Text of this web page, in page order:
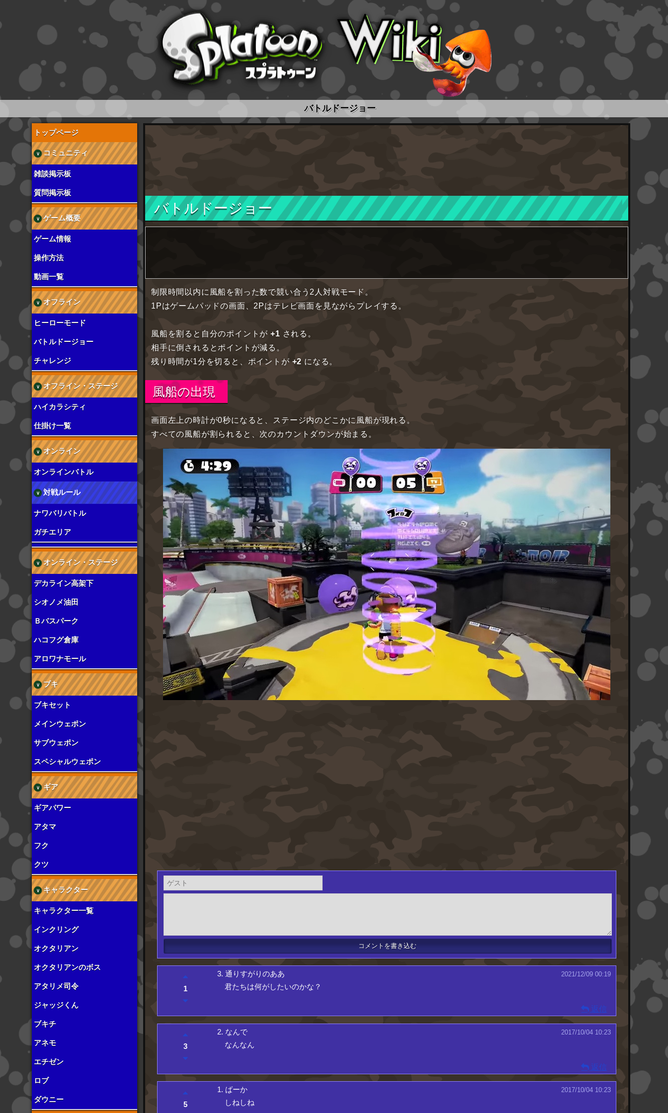
スプラトゥーン wiki
バトルドージョー
バトルドージョー
制限時間以内に風船を割った数で競い合う2人対戦モード。
1Pはゲームパッドの画面、2Pはテレビ画面を見ながらプレイする。
風船を割ると自分のポイントが+1 される。
相手に倒されるとポイントが減る。
残り時間が1分を切ると、ポイントが +2 になる。
風船の出現
画面左上の時計が0秒になると、ステージ内のどこかに風船が現れる。
すべての風船が割られると、次のカウントダウンが始まる。
3.通りすがりのああ 2021/12/09 00:19
君たちは何がしたいのかな？
1
返信
2. なんで 2017/10/04 10:23
なんなん
3
返信
1. ばーか 2017/10/04 10:23
しねしね
5
トップページ
コミュニティ
雑談掲示板
質問掲示板
ゲーム概要
ゲーム情報
操作方法
動画一覧
オフライン
ヒーローモード
バトルドージョー
チャレンジ
オフライン・ステージ
ハイカラシティ
仕掛け一覧
オンライン
オンラインバトル
対戦ルール
ナワバリバトル
ガチエリア
オンライン・ステージ
デカライン高架下
シオノメ油田
Ｂバスパーク
ハコフグ倉庫
アロワナモール
ブキ
ブキセット
メインウェポン
サブウェポン
スペシャルウェポン
ギア
ギアパワー
アタマ
フク
クツ
キャラクター
キャラクター一覧
インクリング
オクタリアン
オクタリアンのボス
アタリメ司令
ジャッジくん
ブキチ
アネモ
エチゼン
ロブ
ダウニー